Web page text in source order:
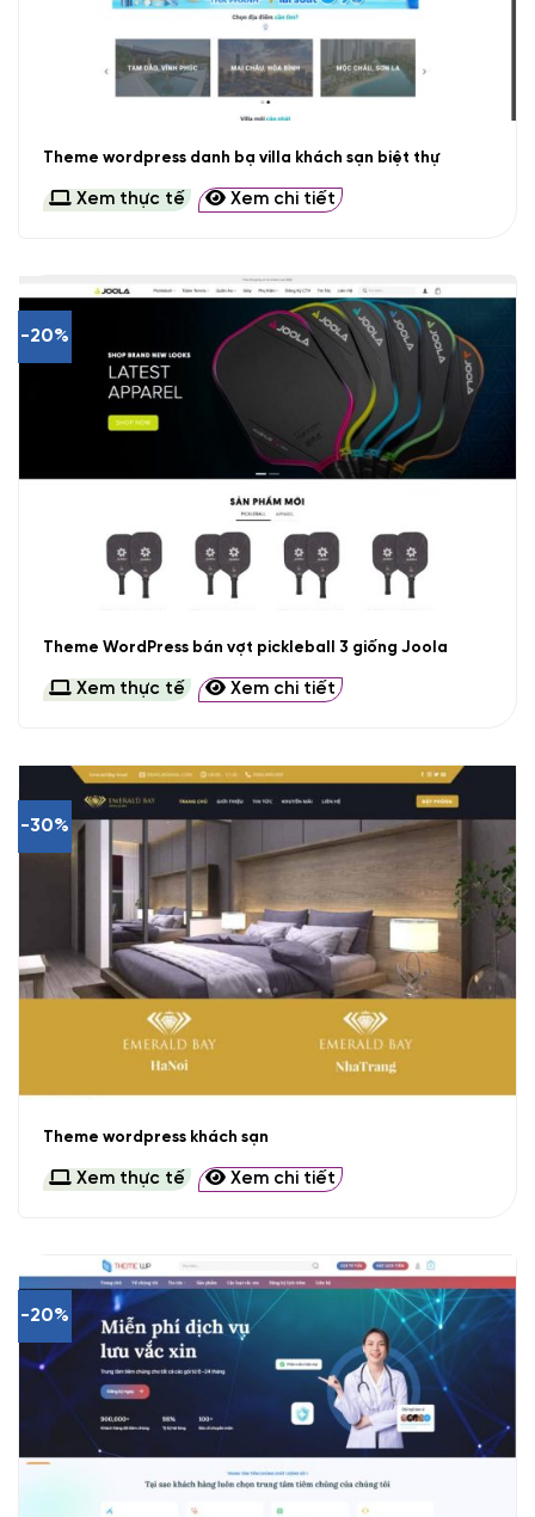
Theme wordpress danh bạ villa khách sạn biệt thự
Xem thực tế Xem chi tiết
-20%
Theme WordPress bán vợt pickleball 3 giống Joola
Xem thực tế Xem chi tiết
-30%
Theme wordpress khách sạn
Xem thực tế Xem chi tiết
-20%